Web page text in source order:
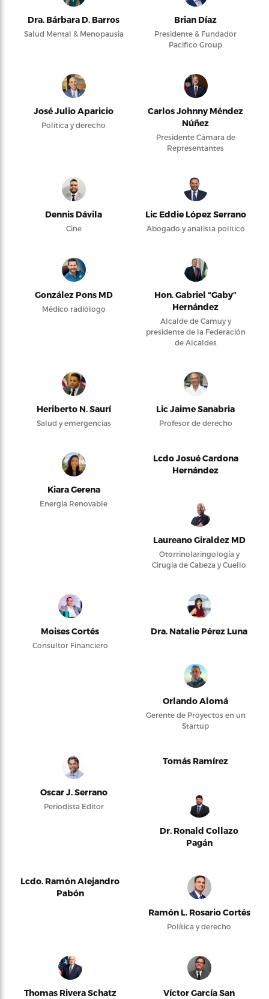
Dra. Bárbara D. Barros
Salud Mental & Menopausia
Brian Díaz
Presidente & Fundador
Pacifico Group
José Julio Aparicio
Política y derecho
Carlos Johnny Méndez
Núñez
Presidente Cámara de
Representantes
Dennis Dávila
Cine
Lic Eddie López Serrano
Abogado y analista político
González Pons MD
Médico radiólogo
Hon. Gabriel “Gaby”
Hernández
Alcalde de Camuy y
presidente de la Federación
de Alcaldes
Heriberto N. Saurí
Salud y emergencias
Lic Jaime Sanabria
Profesor de derecho
Kiara Gerena
Energía Renovable
Lcdo Josué Cardona
Hernández
Laureano Giraldez MD
Otorrinolaringología y
Cirugía de Cabeza y Cuello
Moises Cortés
Consultor Financiero
Dra. Natalie Pérez Luna
Orlando Alomá
Gerente de Proyectos en un
Startup
Oscar J. Serrano
Periodista Editor
Tomás Ramírez
Dr. Ronald Collazo
Pagán
Lcdo. Ramón Alejandro
Pabón
Ramón L. Rosario Cortés
Política y derecho
Thomas Rivera Schatz
Víctor García San